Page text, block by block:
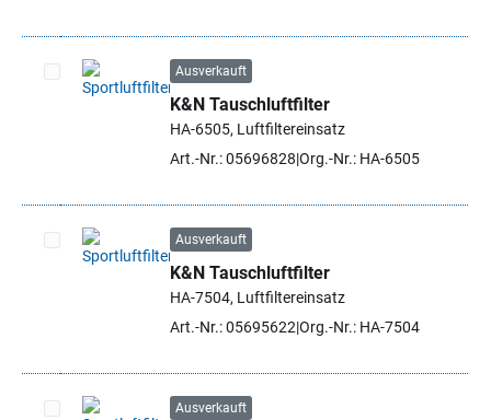
Artikel auswählen
Ausverkauft
K&N Tauschluftfilter
HA-6505, Luftfiltereinsatz
Art.-Nr.: 05696828 Org.-Nr.: HA-6505
Artikel auswählen
Ausverkauft
K&N Tauschluftfilter
HA-7504, Luftfiltereinsatz
Art.-Nr.: 05695622 Org.-Nr.: HA-7504
Ausverkauft